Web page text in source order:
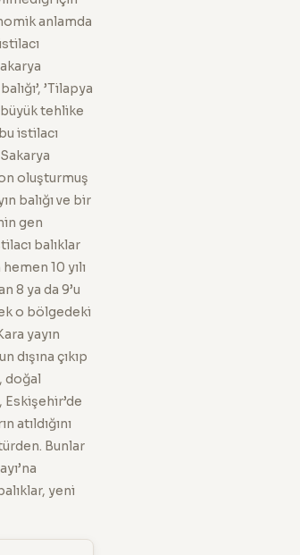
anlamda
’Tilapya
büyük tehlike
istilacı
oluşturmuş
balığı ve bir
gen
balıklar
10 yılı
8 ya da 9’u
o bölgedeki
yayın
dışına çıkıp
doğal
Eskişehir’de
atıldığını
Bunlar
yeni